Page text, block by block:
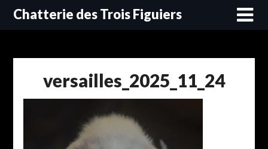
SkipChatterie des Trois Figuiers
versailles_2025_11_24